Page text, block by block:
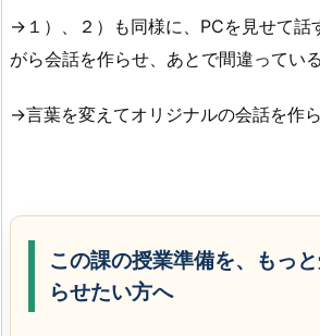
→１）、２）も同様に、PCを見せて話
がら会話を作らせ、あとで間違ってい
→言葉を変えてオリジナルの会話を作
この課の授業準備を、もっ
らせたい方へ